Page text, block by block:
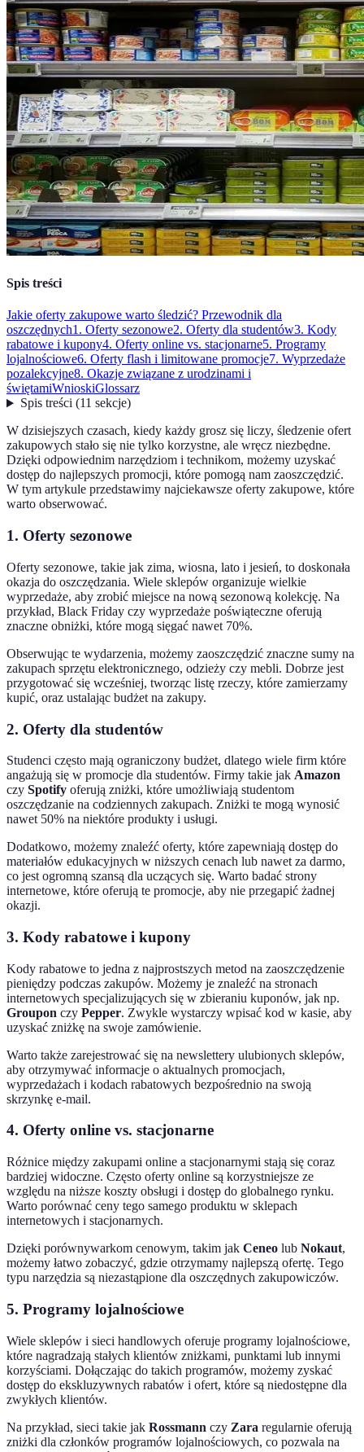
Spis treści
Jakie oferty zakupowe warto śledzić? Przewodnik dla
oszczędnych1. Oferty sezonowe2. Oferty dla studentów3. Kody
rabatowe i kupony4. Oferty online vs. stacjonarne5. Programy
lojalnościowe6. Oferty flash i limitowane promocje7. Wyprzedaże
pozalekcyjne8. Okazje związane z urodzinami i
świętamiWnioskiGlossarz
Spis treści(11 sekcje)
W dzisiejszych czasach, kiedy każdy grosz się liczy, śledzenie ofert
zakupowych stało się nie tylko korzystne, ale wręcz niezbędne.
Dzięki odpowiednim narzędziom i technikom, możemy uzyskać
dostęp do najlepszych promocji, które pomogą nam zaoszczędzić.
W tym artykule przedstawimy najciekawsze oferty zakupowe, które
warto obserwować.
1. Oferty sezonowe
Oferty sezonowe, takie jak zima, wiosna, lato i jesień, to doskonała
okazja do oszczędzania. Wiele sklepów organizuje wielkie
wyprzedaże, aby zrobić miejsce na nową sezonową kolekcję. Na
przykład, Black Friday czy wyprzedaże poświąteczne oferują
znaczne obniżki, które mogą sięgać nawet 70%.
Obserwując te wydarzenia, możemy zaoszczędzić znaczne sumy na
zakupach sprzętu elektronicznego, odzieży czy mebli. Dobrze jest
przygotować się wcześniej, tworząc listę rzeczy, które zamierzamy
kupić, oraz ustalając budżet na zakupy.
2. Oferty dla studentów
Studenci często mają ograniczony budżet, dlatego wiele firm które
angażują się w promocje dla studentów. Firmy takie jak Amazon
czy Spotify oferują zniżki, które umożliwiają studentom
oszczędzanie na codziennych zakupach. Zniżki te mogą wynosić
nawet 50% na niektóre produkty i usługi.
Dodatkowo, możemy znaleźć oferty, które zapewniają dostęp do
materiałów edukacyjnych w niższych cenach lub nawet za darmo,
co jest ogromną szansą dla uczących się. Warto badać strony
internetowe, które oferują te promocje, aby nie przegapić żadnej
okazji.
3. Kody rabatowe i kupony
Kody rabatowe to jedna z najprostszych metod na zaoszczędzenie
pieniędzy podczas zakupów. Możemy je znaleźć na stronach
internetowych specjalizujących się w zbieraniu kuponów, jak np.
Groupon czy Pepper. Zwykle wystarczy wpisać kod w kasie, aby
uzyskać zniżkę na swoje zamówienie.
Warto także zarejestrować się na newslettery ulubionych sklepów,
aby otrzymywać informacje o aktualnych promocjach,
wyprzedażach i kodach rabatowych bezpośrednio na swoją
skrzynkę e-mail.
4. Oferty online vs. stacjonarne
Różnice między zakupami online a stacjonarnymi stają się coraz
bardziej widoczne. Często oferty online są korzystniejsze ze
względu na niższe koszty obsługi i dostęp do globalnego rynku.
Warto porównać ceny tego samego produktu w sklepach
internetowych i stacjonarnych.
Dzięki porównywarkom cenowym, takim jak Ceneo lub Nokaut,
możemy łatwo zobaczyć, gdzie otrzymamy najlepszą ofertę. Tego
typu narzędzia są niezastąpione dla oszczędnych zakupowiczów.
5. Programy lojalnościowe
Wiele sklepów i sieci handlowych oferuje programy lojalnościowe,
które nagradzają stałych klientów zniżkami, punktami lub innymi
korzyściami. Dołączając do takich programów, możemy zyskać
dostęp do ekskluzywnych rabatów i ofert, które są niedostępne dla
zwykłych klientów.
Na przykład, sieci takie jak Rossmann czy Zara regularnie oferują
zniżki dla członków programów lojalnościowych, co pozwala na